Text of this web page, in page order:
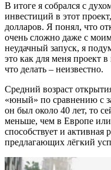
В итоге я собрался с
инвестиций в этот
долларов. Я понял, что
очень сложно даже с
неудачный запуск, я
это как для меня проект
что делать – неизвестно.
Средний возраст
«юный» по сравнению с
он был около 40 лет, то
меньше, чем в Европе
способствует и активная
предлагающих лёгкий